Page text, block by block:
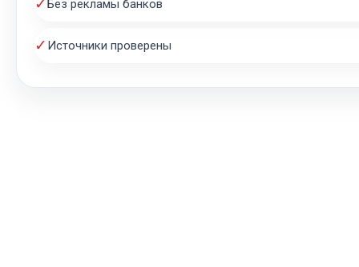
Без рекламы банков
✓ Источники проверены